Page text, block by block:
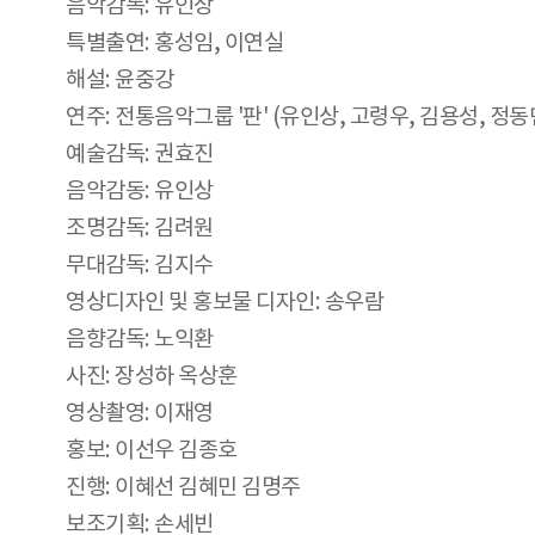
음악감독: 유인상
특별출연: 홍성임, 이연실
해설: 윤중강
연주: 전통음악그룹 '판' (유인상, 고령우, 김용성, 정
예술감독: 권효진
음악감동: 유인상
조명감독: 김려원
무대감독: 김지수
영상디자인 및 홍보물 디자인: 송우람
음향감독: 노익환
사진: 장성하 옥상훈
영상촬영: 이재영
홍보: 이선우 김종호
진행: 이혜선 김혜민 김명주
보조기획: 손세빈